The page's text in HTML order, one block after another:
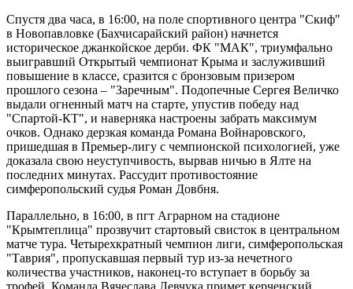
Спустя два часа, в 16:00, на поле спортивного центра "Скиф"
в Новопавловке (Бахчисарайский район) начнется
историческое джанкойское дерби. ФК "МАК", триумфально
выигравший Открытый чемпионат Крыма и заслуживший
повышение в классе, сразится с бронзовым призером
прошлого сезона – "Заречным". Подопечные Сергея Величко
выдали огненный матч на старте, упустив победу над
"Спартой-КТ", и наверняка настроены забрать максимум
очков. Однако дерзкая команда Романа Войнаровского,
пришедшая в Премьер-лигу с чемпионской психологией, уже
доказала свою неуступчивость, вырвав ничью в Ялте на
последних минутах. Рассудит противостояние
симферопольский судья Роман Довбня.
Параллельно, в 16:00, в пгт Аграрном на стадионе
"Крымтеплица" прозвучит стартовый свисток в центральном
матче тура. Четырехкратный чемпион лиги, симферопольская
"Таврия", пропускавшая первый тур из-за нечетного
количества участников, наконец-то вступает в борьбу за
трофей. Команда Вячеслава Левчука примет керченский